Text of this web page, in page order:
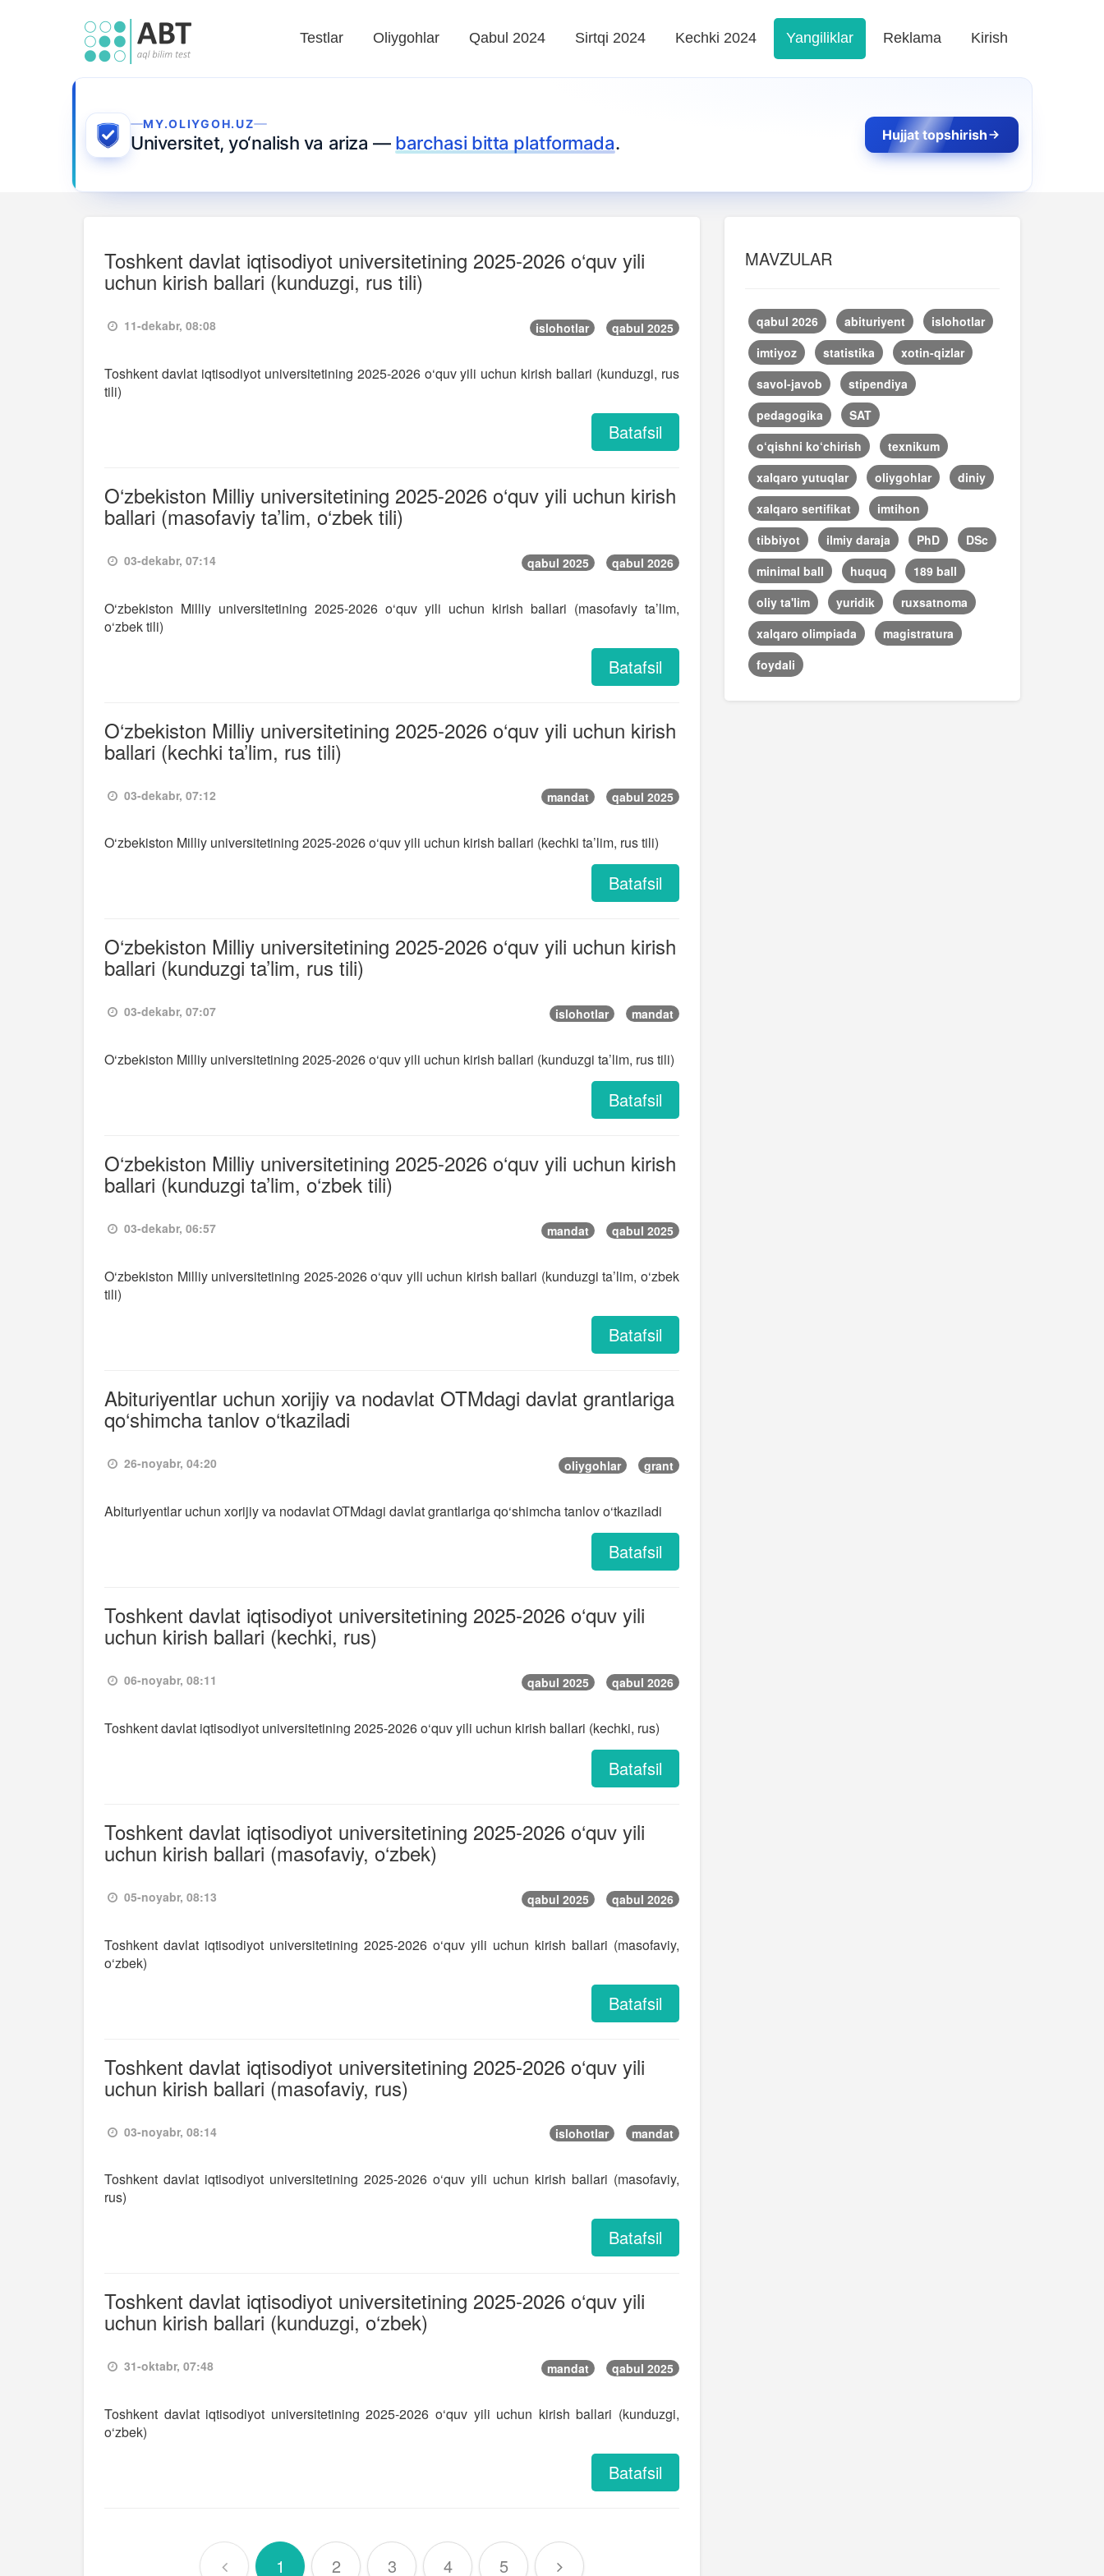
Testlar Oliygohlar Qabul 2024 Sirtqi 2024 Kechki 2024 Yangiliklar Reklama Kirish
MY.OLIYGOH.UZ
Universitet, yo‘nalish va ariza — barchasi bitta platformada. Hujjat topshirish
Toshkent davlat iqtisodiyot universitetining 2025-2026 o‘quv yili
uchun kirish ballari (kunduzgi, rus tili)
11-dekabr, 08:08 islohotlar qabul 2025
Toshkent davlat iqtisodiyot universitetining 2025-2026 o‘quv yili uchun kirish ballari (kunduzgi, rus
tili)
Batafsil
O‘zbekiston Milliy universitetining 2025-2026 o‘quv yili uchun kirish
ballari (masofaviy ta’lim, o‘zbek tili)
03-dekabr, 07:14 qabul 2025 qabul 2026
O‘zbekiston Milliy universitetining 2025-2026 o‘quv yili uchun kirish ballari (masofaviy ta’lim,
o‘zbek tili)
Batafsil
O‘zbekiston Milliy universitetining 2025-2026 o‘quv yili uchun kirish
ballari (kechki ta’lim, rus tili)
03-dekabr, 07:12 mandat qabul 2025
O‘zbekiston Milliy universitetining 2025-2026 o‘quv yili uchun kirish ballari (kechki ta’lim, rus tili)
Batafsil
O‘zbekiston Milliy universitetining 2025-2026 o‘quv yili uchun kirish
ballari (kunduzgi ta’lim, rus tili)
03-dekabr, 07:07 islohotlar mandat
O‘zbekiston Milliy universitetining 2025-2026 o‘quv yili uchun kirish ballari (kunduzgi ta’lim, rus tili)
Batafsil
O‘zbekiston Milliy universitetining 2025-2026 o‘quv yili uchun kirish
ballari (kunduzgi ta’lim, o‘zbek tili)
03-dekabr, 06:57 mandat qabul 2025
O‘zbekiston Milliy universitetining 2025-2026 o‘quv yili uchun kirish ballari (kunduzgi ta’lim, o‘zbek
tili)
Batafsil
Abituriyentlar uchun xorijiy va nodavlat OTMdagi davlat grantlariga
qo‘shimcha tanlov o‘tkaziladi
26-noyabr, 04:20 oliygohlar grant
Abituriyentlar uchun xorijiy va nodavlat OTMdagi davlat grantlariga qo‘shimcha tanlov o‘tkaziladi
Batafsil
Toshkent davlat iqtisodiyot universitetining 2025-2026 o‘quv yili
uchun kirish ballari (kechki, rus)
06-noyabr, 08:11 qabul 2025 qabul 2026
Toshkent davlat iqtisodiyot universitetining 2025-2026 o‘quv yili uchun kirish ballari (kechki, rus)
Batafsil
Toshkent davlat iqtisodiyot universitetining 2025-2026 o‘quv yili
uchun kirish ballari (masofaviy, o‘zbek)
05-noyabr, 08:13 qabul 2025 qabul 2026
Toshkent davlat iqtisodiyot universitetining 2025-2026 o‘quv yili uchun kirish ballari (masofaviy,
o‘zbek)
Batafsil
Toshkent davlat iqtisodiyot universitetining 2025-2026 o‘quv yili
uchun kirish ballari (masofaviy, rus)
03-noyabr, 08:14 islohotlar mandat
Toshkent davlat iqtisodiyot universitetining 2025-2026 o‘quv yili uchun kirish ballari (masofaviy,
rus)
Batafsil
Toshkent davlat iqtisodiyot universitetining 2025-2026 o‘quv yili
uchun kirish ballari (kunduzgi, o‘zbek)
31-oktabr, 07:48 mandat qabul 2025
Toshkent davlat iqtisodiyot universitetining 2025-2026 o‘quv yili uchun kirish ballari (kunduzgi,
o‘zbek)
Batafsil
1 2 3 4 5
MAVZULAR
qabul 2026 abituriyent
islohotlar
imtiyoz
statistika
xotin-qizlar
savol-javob
stipendiya
pedagogika
SAT
o‘qishni ko‘chirish
texnikum
xalqaro yutuqlar
oliygohlar
diniy
xalqaro sertifikat
imtihon
tibbiyot
ilmiy daraja PhD
DSc
minimal ball
huquq
189 ball
oliy ta'lim
yuridik
ruxsatnoma
xalqaro olimpiada
magistratura
foydali